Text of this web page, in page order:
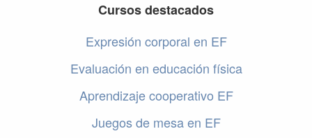
Cursos destacados
Expresión corporal en EF
Evaluación en educación física
Aprendizaje cooperativo EF
Juegos de mesa en EF